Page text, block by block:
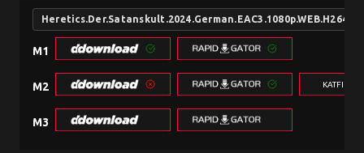
Heretics.Der.Satanskult.2024.German.EAC3.1080p.WEB.H264-
M1
M2
M3